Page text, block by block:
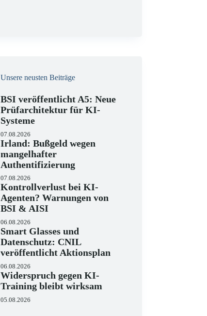
Unsere neusten Beiträge
BSI veröffentlicht A5: Neue
Prüfarchitektur für KI-
Systeme
07.08.2026
Irland: Bußgeld wegen
mangelhafter
Authentifizierung
07.08.2026
Kontrollverlust bei KI-
Agenten? Warnungen von
BSI & AISI
06.08.2026
Smart Glasses und
Datenschutz: CNIL
veröffentlicht Aktionsplan
06.08.2026
Widerspruch gegen KI-
Training bleibt wirksam
05.08.2026